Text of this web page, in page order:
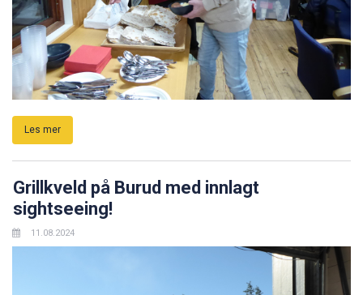
Les mer
Grillkveld på Burud med innlagt
sightseeing!
11.08.2024